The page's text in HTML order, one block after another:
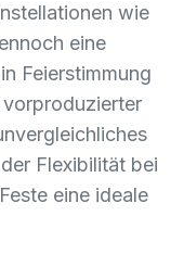
wie
eine
Feierstimmung
Flexibilität bei
eine ideale